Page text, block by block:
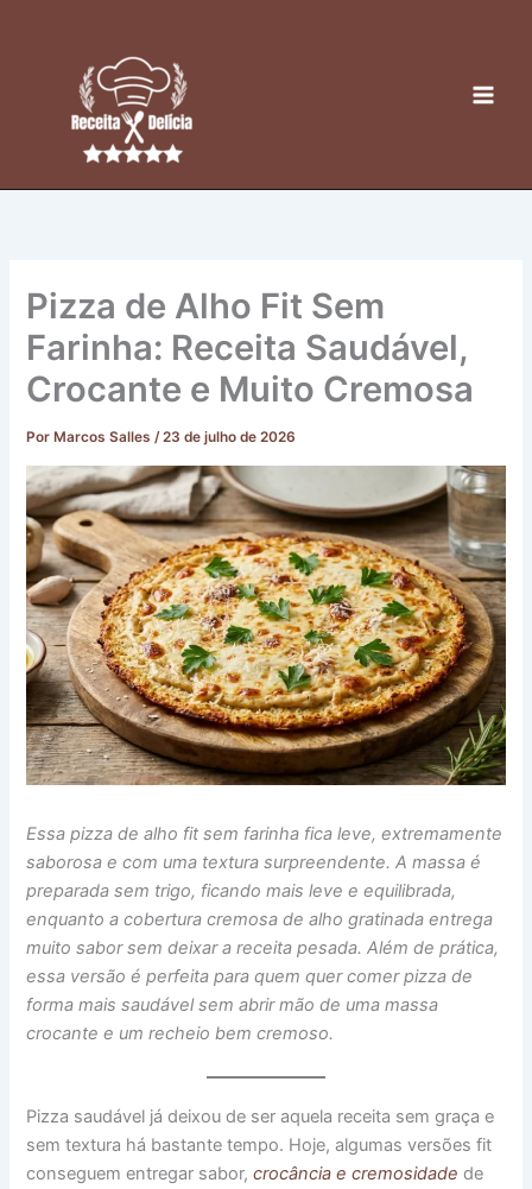
Pizza de Alho Fit Sem
Farinha: Receita Saudável,
Crocante e Muito Cremosa
Por Marcos Salles/23 de julho de 2026
Essa pizza de alho fit sem farinha fica leve, extremamente
saborosa e com uma textura surpreendente. A massa é
preparada sem trigo, ficando mais leve e equilibrada,
enquanto a cobertura cremosa de alho gratinada entrega
muito sabor sem deixar a receita pesada. Além de prática,
essa versão é perfeita para quem quer comer pizza de
forma mais saudável sem abrir mão de uma massa
crocante e um recheio bem cremoso.
Pizza saudável já deixou de ser aquela receita sem graça e
sem textura há bastante tempo. Hoje, algumas versões fit
conseguem entregar sabor,crocância e cremosidade de